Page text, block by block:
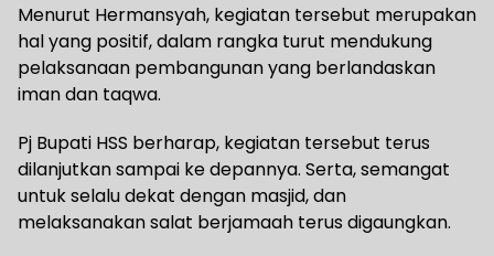
Menurut Hermansyah, kegiatan tersebut merupakan
hal yang positif, dalam rangka turut mendukung
pelaksanaan pembangunan yang berlandaskan
iman dan taqwa.
Pj Bupati HSS berharap, kegiatan tersebut terus
dilanjutkan sampai ke depannya. Serta, semangat
untuk selalu dekat dengan masjid, dan
melaksanakan salat berjamaah terus digaungkan.